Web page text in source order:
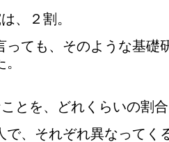
、２割。
ても、そのような基礎
とを、どれくらいの割
、それぞれ異なってく